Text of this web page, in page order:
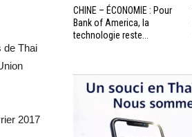
de Thai
2017
CHINE – ÉCONOMIE : Pour
Bank of America, la
technologie reste...